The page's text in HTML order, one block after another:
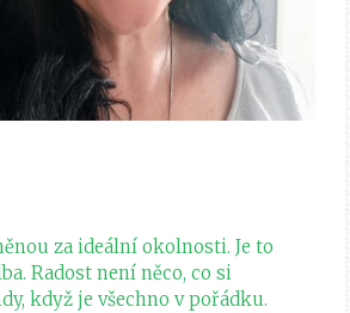
za ideální okolnosti. Je to
Radost není něco, co si
když je všechno v pořádku.